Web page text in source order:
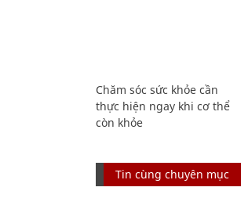
Chăm sóc sức khỏe cần
thực hiện ngay khi cơ thể
còn khỏe
Tin cùng chuyên mục